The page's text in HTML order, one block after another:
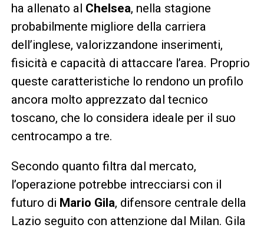
ha allenato al Chelsea, nella stagione
probabilmente migliore della carriera
dell’inglese, valorizzandone inserimenti,
fisicità e capacità di attaccare l’area. Proprio
queste caratteristiche lo rendono un profilo
ancora molto apprezzato dal tecnico
toscano, che lo considera ideale per il suo
centrocampo a tre.
Secondo quanto filtra dal mercato,
l’operazione potrebbe intrecciarsi con il
futuro di Mario Gila, difensore centrale della
Lazio seguito con attenzione dal Milan. Gila